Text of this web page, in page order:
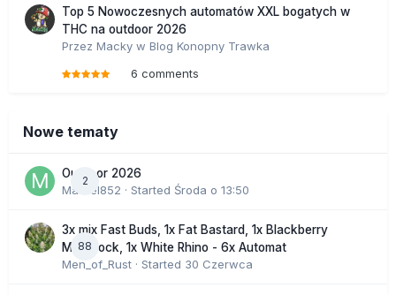
Top 5 Nowoczesnych automatów XXL bogatych w
THC na outdoor 2026
Przez Macky w Blog Konopny Trawka
6 comments
Nowe tematy
2
Outdoor 2026
Marcel852 · Started Środa o 13:50
88
3x mix Fast Buds, 1x Fat Bastard, 1x Blackberry
Moonrock, 1x White Rhino - 6x Automat
Men_of_Rust · Started 30 Czerwca